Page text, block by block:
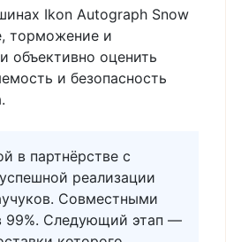
Ikon Autograph Snow
торможение и
объективно оценить
и безопасность
в партнёрстве с
реализации
Совместными
99%. Следующий этап —